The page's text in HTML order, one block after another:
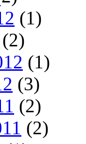
(1)
(2)
(1)
(3)
(2)
(2)